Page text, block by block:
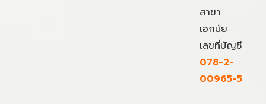
สาขา
เอกมัย
เลขที่บัญชี
078-2-
00965-5